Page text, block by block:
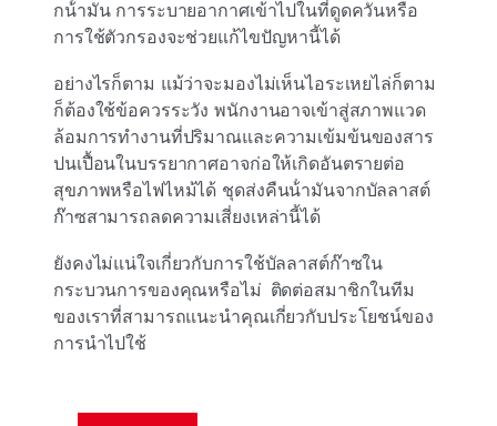
กน้ํามัน การระบายอากาศเข้าไปในที่ดูดควันหรือ
การใช้ตัวกรองจะช่วยแก้ไขปัญหานี้ได้
อย่างไรก็ตาม แม้ว่าจะมองไม่เห็นไอระเหยไล่ก็ตาม
ก็ต้องใช้ข้อควรระวัง พนักงานอาจเข้าสู่สภาพแวด
ล้อมการทํางานที่ปริมาณและความเข้มข้นของสาร
ปนเปื้อนในบรรยากาศอาจก่อให้เกิดอันตรายต่อ
สุขภาพหรือไฟไหม้ได้ ชุดส่งคืนน้ํามันจากบัลลาสต์
ก๊าซสามารถลดความเสี่ยงเหล่านี้ได้
ยังคงไม่แน่ใจเกี่ยวกับการใช้บัลลาสต์ก๊าซใน
กระบวนการของคุณหรือไม่ ติดต่อสมาชิกในทีม
ของเราที่สามารถแนะนําคุณเกี่ยวกับประโยชน์ของ
การนําไปใช้